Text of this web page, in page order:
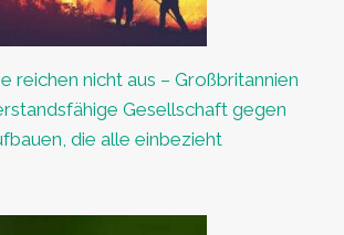
reichen nicht aus – Großbritannien
Gesellschaft gegen
die alle einbezieht